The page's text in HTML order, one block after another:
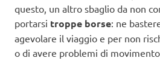
questo, un altro sbaglio da non
portarsi troppe borse: ne
agevolare il viaggio e per non
o di avere problemi di